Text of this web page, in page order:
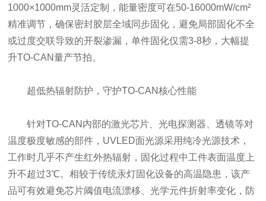
1000×1000mm灵活定制，能量密度可在50-16000mW/cm²
精准调节，确保密封胶层全域同步固化，避免局部固化不全
或过度交联导致的开裂渗漏，单件固化仅需3-8秒，大幅提
升TO-CAN量产节拍。
超低热辐射防护，守护TO-CAN核心性能
针对TO-CAN内部的激光芯片、光电探测器、透镜等对
温度极度敏感的部件，UVLED面光源采用纯冷光源技术，
工作时几乎不产生红外热辐射，固化过程中工件表面温度上
升不超过3℃。相较于传统汞灯固化设备的高温隐患，该产
品可有效避免芯片阈值电流漂移、光学元件折射率变化，防